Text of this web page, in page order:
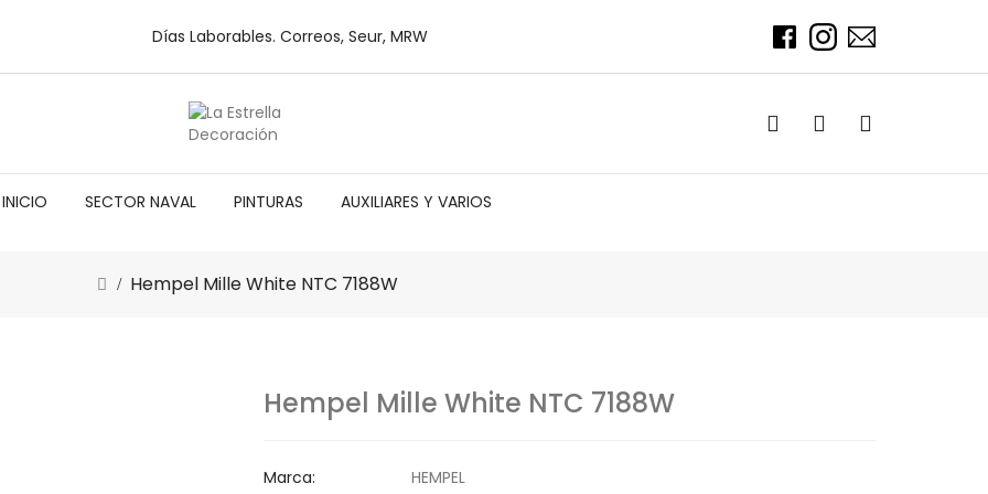
Días Laborables. Correos, Seur, MRW
INICIO SECTOR NAVAL PINTURAS AUXILIARES Y VARIOS
Hempel Mille White NTC 7188W
Hempel Mille White NTC 7188W
Marca: HEMPEL